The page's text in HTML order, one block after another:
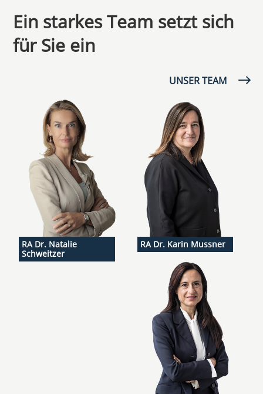
Ein starkes Team setzt sich
für Sie ein
UNSER TEAM
RA Dr. Natalie
Schweitzer
RA Dr. Karin Mussner